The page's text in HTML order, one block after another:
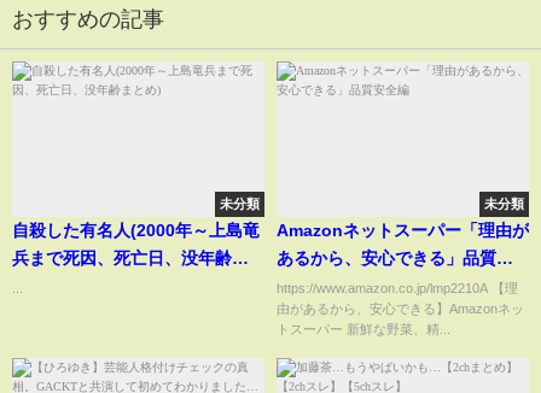
おすすめの記事
未分類
自殺した有名人(2000年～上島竜
兵まで死因、死亡日、没年齢ま
未分類
Amazonネットスーパー「理由が
あるから、安心できる」品質安
全編
https://www.amazon.co.jp/lmp2210A 【理
由があるから、安心できる】Amazonネッ
トスーパー 新鮮な野菜、精...